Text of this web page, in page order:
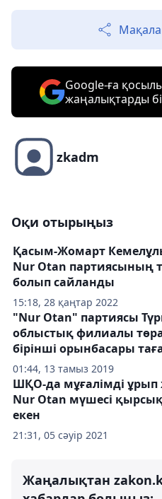
Google-ға
жаңалықтарды
zkadm
Оқи отырыңыз
15:18, 28 қаңтар 2022
Қасым-Жомарт
Nur Otan партиясының
болып сайланды
01:44, 13 тамыз 2019
"Nur Otan" партиясы
облыстық филиалы
бірінші орынбасары
21:31, 05 сәуір 2021
ШҚО-да мұғалімді
Nur Otan мүшесі қырсық
екен
Жаңалықтан